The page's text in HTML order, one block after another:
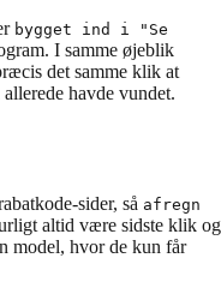
bygget ind i "Se
I samme øjeblik
det samme klik at
havde vundet.
sider, så afregn
altid være sidste klik og
model, hvor de kun får